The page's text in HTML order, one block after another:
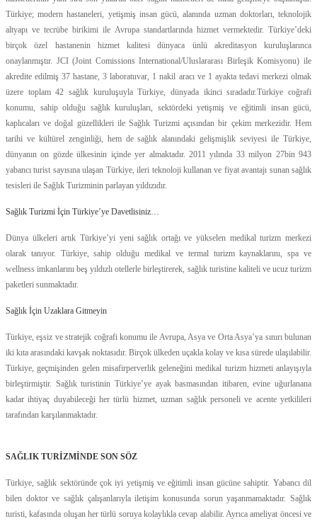
Türkiye; modern hastaneleri, yetişmiş insan gücü, alanında uzman doktorları, teknolojik
altyapı ve tecrübe birikimi ile Avrupa standartlarında hizmet vermektedir. Türkiye’deki
birçok özel hastanenin hizmet kalitesi dünyaca ünlü akreditasyon kuruluşlarınca
onaylanmıştır. JCI (Joint Comissions International/Uluslararası Birleşik Komisyonu) ile
akredite edilmiş 37 hastane, 3 laboratuvar, 1 nakil aracı ve 1 ayakta tedavi merkezi olmak
üzere toplam 42 sağlık kuruluşuyla Türkiye, dünyada ikinci sıradadır.Türkiye coğrafi
konumu, sahip olduğu sağlık kuruluşları, sektördeki yetişmiş ve eğitimli insan gücü,
kaplıcaları ve doğal güzellikleri ile Sağlık Turizmi açısından bir çekim merkezidir. Hem
tarihi ve kültürel zenginliği, hem de sağlık alanındaki gelişmişlik seviyesi ile Türkiye,
dünyanın on gözde ülkesinin içinde yer almaktadır. 2011 yılında 33 milyon 27bin 943
yabancı turist sayısına ulaşan Türkiye, ileri teknoloji kullanan ve fiyat avantajı sunan sağlık
tesisleri ile Sağlık Turizminin parlayan yıldızıdır.
Sağlık Turizmi İçin Türkiye’ye Davetlisiniz…
Dünya ülkeleri artık Türkiye’yi yeni sağlık ortağı ve yükselen medikal turizm merkezi
olarak tanıyor. Türkiye, sahip olduğu medikal ve termal turizm kaynaklarını, spa ve
wellness imkanlarını beş yıldızlı otellerle birleştirerek, sağlık turistine kaliteli ve ucuz turizm
paketleri sunmaktadır.
Sağlık İçin Uzaklara Gitmeyin
Türkiye, eşsiz ve stratejik coğrafi konumu ile Avrupa, Asya ve Orta Asya’ya sınırı bulunan
iki kıta arasındaki kavşak noktasıdır. Birçok ülkeden uçakla kolay ve kısa sürede ulaşılabilir.
Türkiye, geçmişinden gelen misafirperverlik geleneğini medikal turizm hizmeti anlayışıyla
birleştirmiştir. Sağlık turistinin Türkiye’ye ayak basmasından itibaren, evine uğurlanana
kadar ihtiyaç duyabileceği her türlü hizmet, uzman sağlık personeli ve acente yetkilileri
tarafından karşılanmaktadır.
SAĞLIK TURİZMİNDE SON SÖZ
Türkiye, sağlık sektöründe çok iyi yetişmiş ve eğitimli insan gücüne sahiptir. Yabancı dil
bilen doktor ve sağlık çalışanlarıyla iletişim konusunda sorun yaşanmamaktadır. Sağlık
turisti, kafasında oluşan her türlü soruya kolaylıkla cevap alabilir. Ayrıca ameliyat öncesi ve